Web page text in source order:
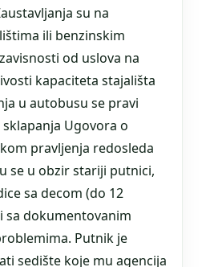
su na
ili benzinskim
od uslova na
kapaciteta stajališta
u autobusu se pravi
Ugovora o
pravljenja redosleda
se u obzir stariji putnici,
sa decom (do 12
sa dokumentovanim
Putnik je
sedište koje mu agencija